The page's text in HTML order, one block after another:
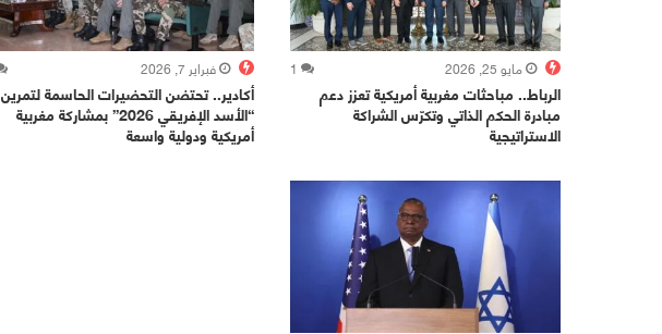
مايو 25, 2026 1
الرباط.. مباحثات مغربية أمريكية تعزز دعم
مبادرة الحكم الذاتي وتكرّس الشراكة
الاستراتيجية
فبراير 7, 2026
أكادير.. تحتضن التحضيرات الحاسمة لتمرين
“الأسد الإفريقي 2026” بمشاركة مغربية
أمريكية ودولية واسعة